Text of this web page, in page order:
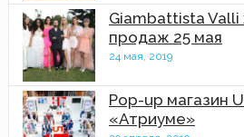
Giambattista Valli
продаж 25 мая
24 мая, 2019
Pop-up магазин
«Атриуме»